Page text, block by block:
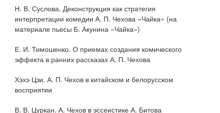
Н. В. Суслова. Деконструкция как стратегия
интерпретации комедии А. П. Чехова «Чайка» (на
материале пьесы Б. Акунина «Чайка»)
Е. И. Тимошенко. О приемах создания комического
эффекта в ранних рассказах А. П. Чехова
Хэхэ Цзи. А. П. Чехов в китайском и белорусском
восприятии
В. В. Цуркан. А. Чехов в эссеистике А. Битова